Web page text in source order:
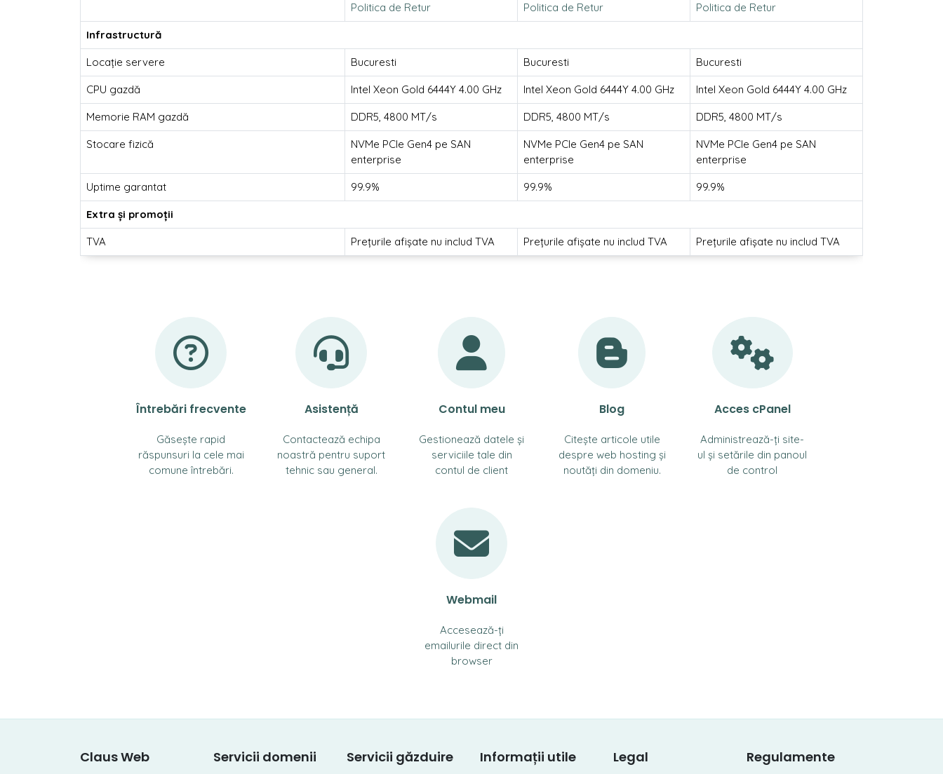
Politica de Retur
Politica de Retur
Politica de Retur
Infrastructură
Locație servere Bucuresti Bucuresti Bucuresti
CPU gazdă Intel Xeon Gold 6444Y 4.00 GHz Intel Xeon Gold 6444Y 4.00 GHz Intel Xeon Gold 6444Y 4.00 GHz
Memorie RAM gazdă DDR5, 4800 MT/s DDR5, 4800 MT/s DDR5, 4800 MT/s
Stocare fizică
NVMe PCIe Gen4 pe SAN
enterprise
NVMe PCIe Gen4 pe SAN
enterprise
NVMe PCIe Gen4 pe SAN
enterprise
Uptime garantat 99.9% 99.9% 99.9%
Extra și promoții
TVA Prețurile afișate nu includ TVA Prețurile afișate nu includ TVA Prețurile afișate nu includ TVA
Întrebări frecvente
Găsește rapid
răspunsuri la cele mai
comune întrebări.
Asistență
Contactează echipa
noastră pentru suport
tehnic sau general.
Contul meu
Gestionează datele și
serviciile tale din
contul de client
Blog
Citește articole utile
despre web hosting și
noutăți din domeniu.
Acces cPanel
Administrează-ți site-
ul și setările din panoul
de control
Webmail
Accesează-ți
emailurile direct din
browser
Claus Web Servicii domenii Servicii găzduire Informații utile Legal Regulamente